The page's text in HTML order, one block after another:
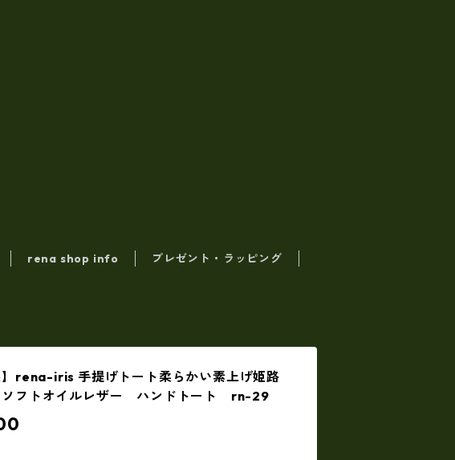
rena shop info
プレゼント・ラッピング
】rena-iris 手提げトート柔らかい素上げ姫路
ソフトオイルレザー ハンドトート rn-29